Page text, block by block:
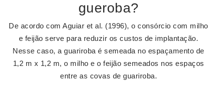
gueroba?
De acordo com Aguiar et al. (1996), o consórcio com milho
e feijão serve para reduzir os custos de implantação.
Nesse caso, a guariroba é semeada no espaçamento de
1,2 m x 1,2 m, o milho e o feijão semeados nos espaços
entre as covas de guariroba.